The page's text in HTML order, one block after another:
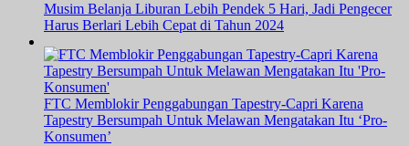
Musim Belanja Liburan Lebih Pendek 5 Hari, Jadi Pengecer
Harus Berlari Lebih Cepat di Tahun 2024
FTC Memblokir Penggabungan Tapestry-Capri Karena
Tapestry Bersumpah Untuk Melawan Mengatakan Itu ‘Pro-
Konsumen’